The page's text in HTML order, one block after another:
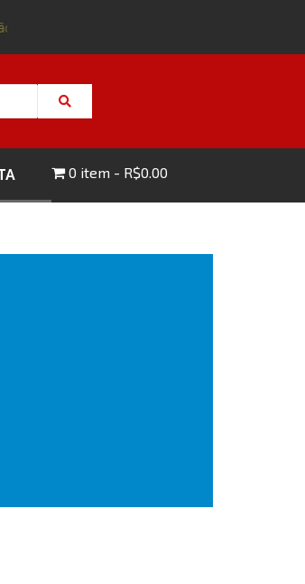
impressa da edição 143 com FRETE GRÁTIS -
0 item R$0.00